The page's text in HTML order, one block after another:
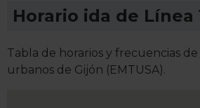
Horario ida de Línea
Tabla de horarios y frecuencias
urbanos de Gijón (EMTUSA).